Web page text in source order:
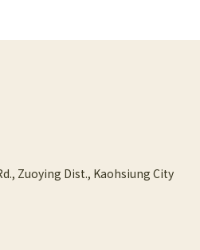
Zuoying Dist., Kaohsiung City